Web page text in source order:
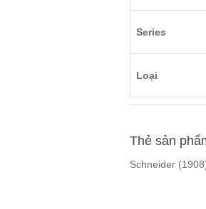
Series
Loại
Thẻ sản
Schneider